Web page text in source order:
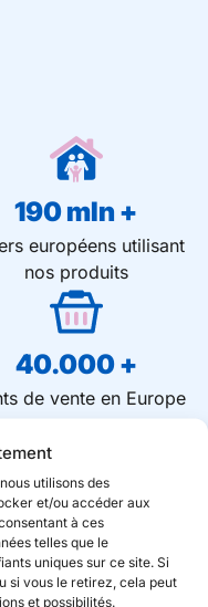
utilisons des
et/ou accéder aux
à ces
telles que le
uniques sur ce site. Si
si vous le retirez, cela peut
et possibilités.
européens utilisant
nos produits
190 mln +
de vente en Europe
40.000 +
intelligent ?
plaisir de